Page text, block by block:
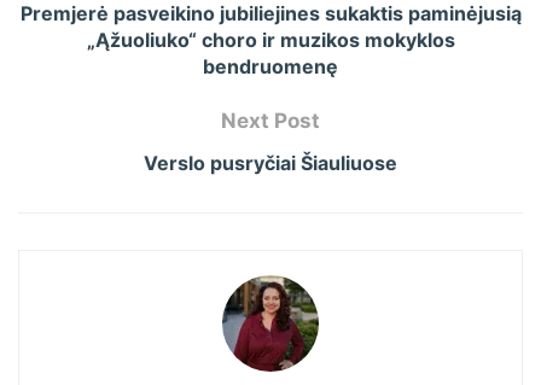
Premjerė pasveikino jubiliejines sukaktis paminėjusią
„Ąžuoliuko“ choro ir muzikos mokyklos
bendruomenę
Next Post
Verslo pusryčiai Šiauliuose